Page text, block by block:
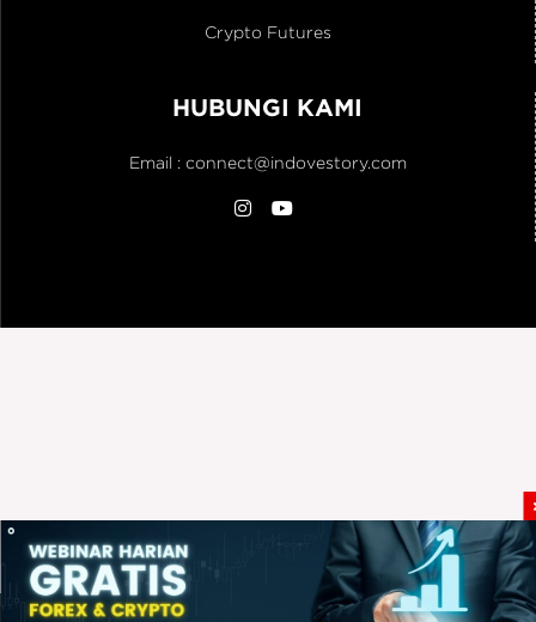
Crypto Futures
HUBUNGI KAMI
Email : connect@indovestory.com